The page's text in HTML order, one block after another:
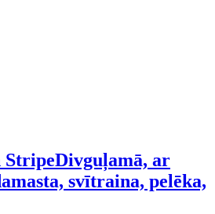
StripeDivguļamā, ar
svītraina, pelēka,